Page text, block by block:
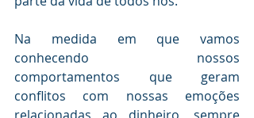
Na medida em que vamos
conhecendo nossos
comportamentos que geram
conflitos com nossas emoções
relacionadas ao dinheiro, sempre